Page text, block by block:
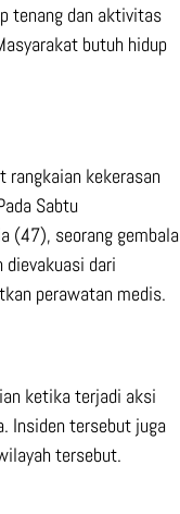
tenang dan aktivitas
butuh hidup
rangkaian kekerasan
Sabtu
(47), seorang gembala
dievakuasi dari
perawatan medis.
ketika terjadi aksi
Insiden tersebut juga
tersebut.